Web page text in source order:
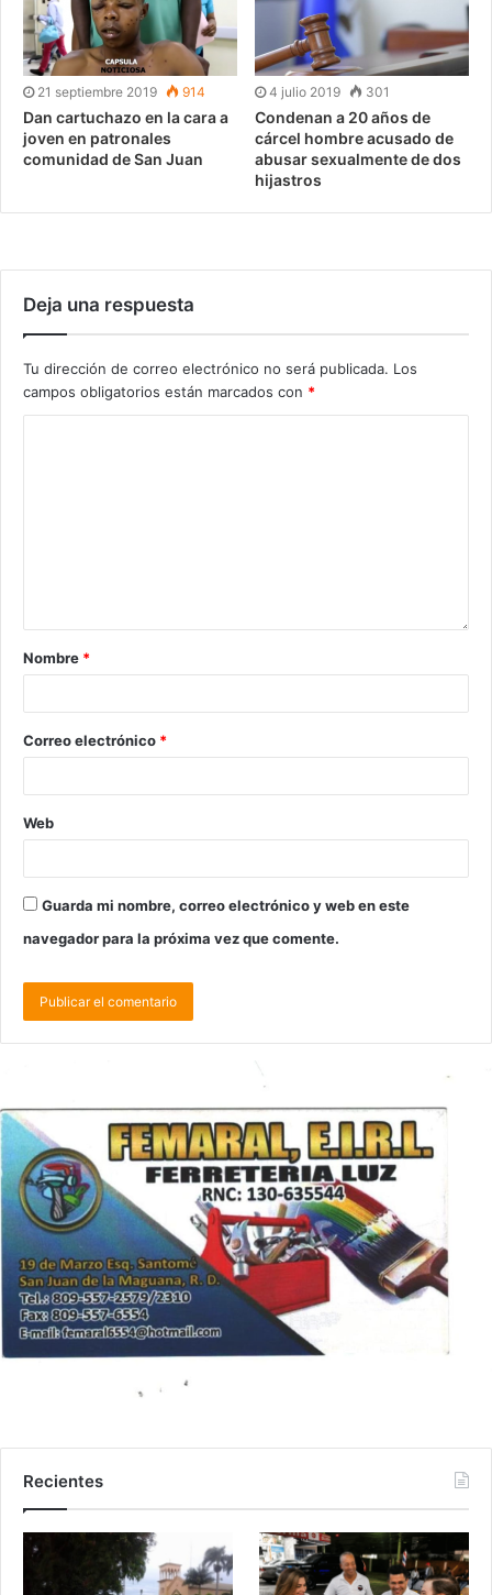
21 septiembre 2019 914
Dan cartuchazo en la cara a
joven en patronales
comunidad de San Juan
4 julio 2019 301
Condenan a 20 años de
cárcel hombre acusado de
abusar sexualmente de dos
hijastros
Deja una respuesta
Tu dirección de correo electrónico no será publicada. Los
campos obligatorios están marcados con *
Nombre *
Correo electrónico *
Web
Guarda mi nombre, correo electrónico y web en este
navegador para la próxima vez que comente.
Recientes